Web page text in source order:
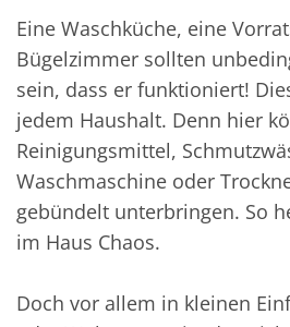
Eine Waschküche, eine
Bügelzimmer sollten
sein, dass er funktioniert!
jedem Haushalt. Denn hier
Reinigungsmittel,
Waschmaschine oder
gebündelt unterbringen. So
im Haus Chaos.
Doch vor allem in kleinen